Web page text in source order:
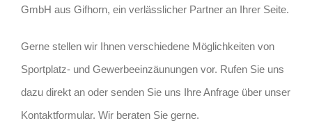
GmbH aus Gifhorn, ein verlässlicher Partner an Ihrer Seite.
Gerne stellen wir Ihnen verschiedene Möglichkeiten von
Sportplatz- und Gewerbeeinzäunungen vor. Rufen Sie uns
dazu direkt an oder senden Sie uns Ihre Anfrage über unser
Kontaktformular. Wir beraten Sie gerne.